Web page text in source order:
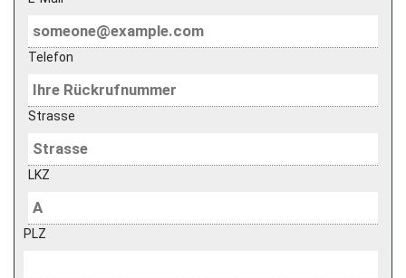
Telefon
Strasse
LKZ
PLZ